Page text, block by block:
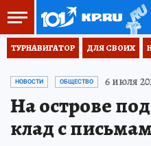
ТУРНАВИГАТОР ДЛЯ СВОИХ
НОВОСТИ ОБЩЕСТВО 6 июля
На острове
клад с